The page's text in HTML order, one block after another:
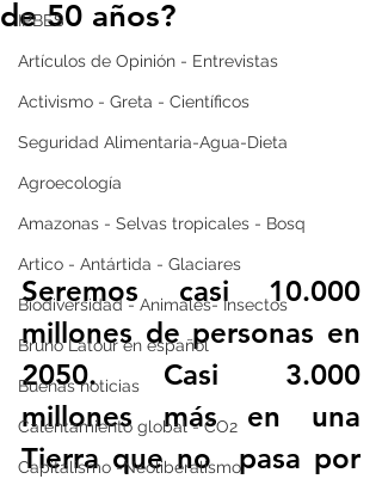
IPBES
Artículos de Opinión - Entrevistas
Activismo - Greta - Científicos
Seguridad Alimentaria-Agua-Dieta
Agroecología
Amazonas - Selvas tropicales - Bosq
Artico - Antártida - Glaciares
Biodiversidad - Animales- Insectos
Bruno Latour en español
Buenas noticias
Calentamiento global - CO2
Capitalismo -Neoliberalismo
de 50 años?
Seremos casi 10.000
millones de personas en
2050. Casi 3.000
millones más en una
Tierra que no  pasa por